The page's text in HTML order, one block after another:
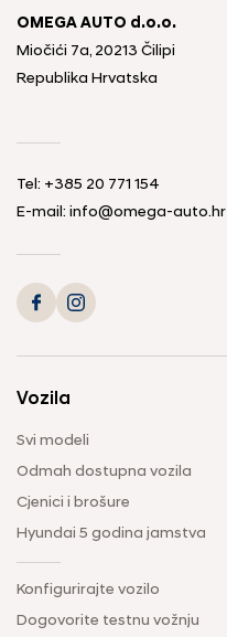
OMEGA AUTO d.o.o.
Miočići 7a, 20213 Čilipi
Republika Hrvatska
Tel: +385 20 771 154
E-mail: info@omega-auto.hr
Vozila
Svi modeli
Odmah dostupna vozila
Cjenici i brošure
Hyundai 5 godina jamstva
Konfigurirajte vozilo
Dogovorite testnu vožnju